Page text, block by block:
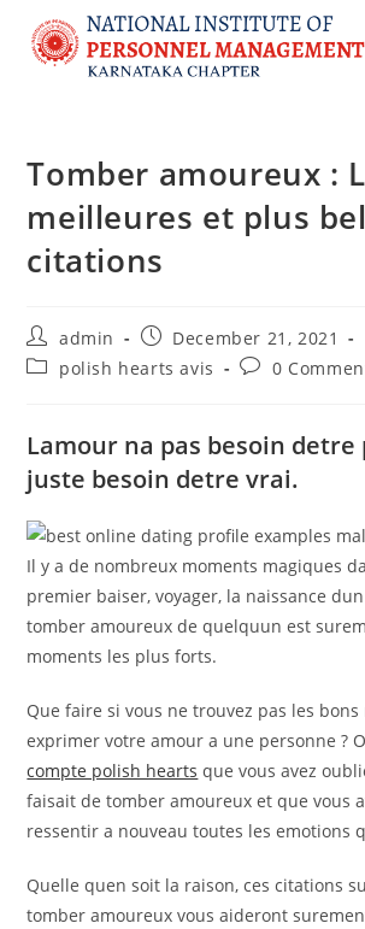
Tomber amoureux :
meilleures et plus
citations
admin
December 21, 2021
polish hearts avis
0
Lamour na pas besoin
juste besoin detre vrai.
Il y a de nombreux moments magiques
premier baiser, voyager, la naissance
tomber amoureux de quelquun est
moments les plus forts.
Que faire si vous ne trouvez pas les
exprimer votre amour a une personne ?
compte polish hearts que vous avez
faisait de tomber amoureux et que vous
ressentir a nouveau toutes les emotions
Quelle quen soit la raison, ces citations
tomber amoureux vous aideront